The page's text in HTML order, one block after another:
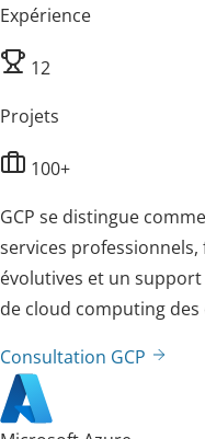
Expérience
12
Projets
100+
GCP se distingue
services
évolutives et un
de cloud computing
Consultation GCP